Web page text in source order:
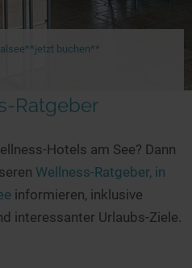
buchen**
Ratgeber
Hotels am See? Dann
Wellness-Ratgeber, in
informieren, inklusive
interessanter Urlaubs-Ziele.